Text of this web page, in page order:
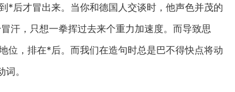
*后才冒出来。当你和德国人交谈时，他声色并茂的
汗，只想一拳挥过去来个重力加速度。而导致思
位，排在*后。而我们在造句时总是巴不得快点将动
。